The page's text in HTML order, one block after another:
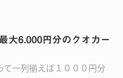
最大6.000円分のクオカー
て一列揃えば１０００円分